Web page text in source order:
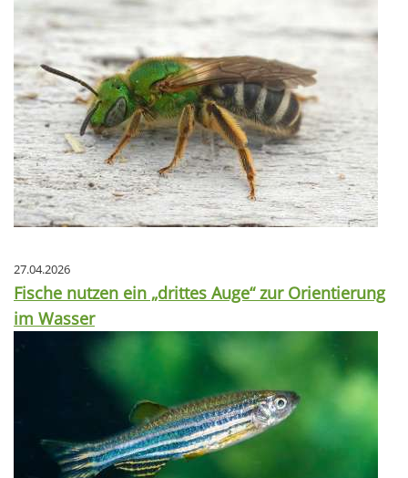
27.04.2026
Fische nutzen ein „drittes Auge“ zur Orientierung
im Wasser